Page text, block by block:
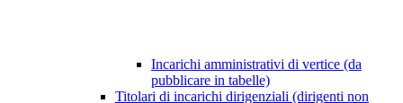
Incarichi amministrativi di vertice (da
pubblicare in tabelle)
Titolari di incarichi dirigenziali (dirigenti non